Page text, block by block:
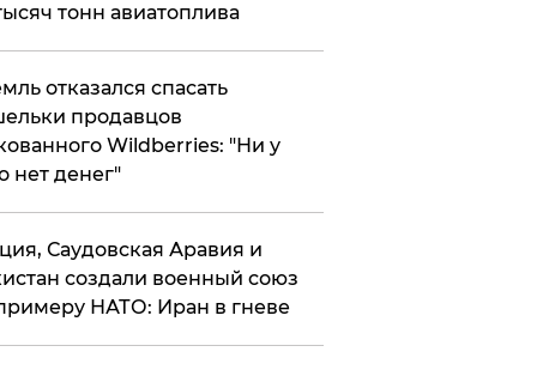
тонн авиатоплива
отказался спасать
продавцов
Wildberries: "Ни у
нет денег"
Саудовская Аравия и
создали военный союз
НАТО: Иран в гневе